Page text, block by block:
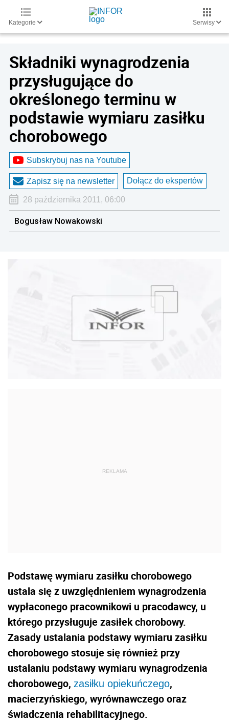
Kategorie Serwisy
Składniki wynagrodzenia
przysługujące do
określonego terminu w
podstawie wymiaru zasiłku
chorobowego
Subskrybuj nas na Youtube
Zapisz się na newsletter Dołącz do ekspertów
28 października 2011, 06:00
Bogusław Nowakowski
Podstawę wymiaru zasiłku chorobowego
ustala się z uwzględnieniem wynagrodzenia
wypłaconego pracownikowi u pracodawcy, u
którego przysługuje zasiłek chorobowy.
Zasady ustalania podstawy wymiaru zasiłku
chorobowego stosuje się również przy
ustalaniu podstawy wymiaru wynagrodzenia
chorobowego, zasiłku opiekuńczego,
macierzyńskiego, wyrównawczego oraz
świadczenia rehabilitacyjnego.